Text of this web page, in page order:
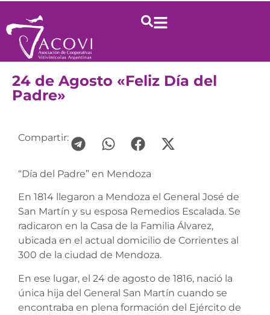
24 de Agosto «Feliz Día del
Padre»
Compartir:
“Día del Padre” en Mendoza
En 1814 llegaron a Mendoza el General José de
San Martín y su esposa Remedios Escalada. Se
radicaron en la Casa de la Familia Álvarez,
ubicada en el actual domicilio de Corrientes al
300 de la ciudad de Mendoza.
En ese lugar, el 24 de agosto de 1816, nació la
única hija del General San Martín cuando se
encontraba en plena formación del Ejército de